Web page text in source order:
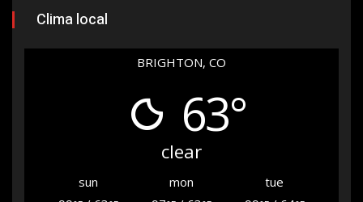
Clima local
BRIGHTON, CO
63°
clear
sun mon
tue